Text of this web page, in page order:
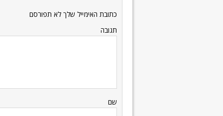
כתובת האימייל שלך לא תפורסם
תגובה
שם